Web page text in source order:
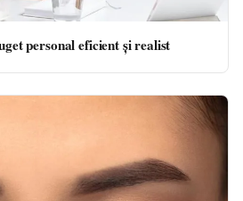
personal eficient și realist